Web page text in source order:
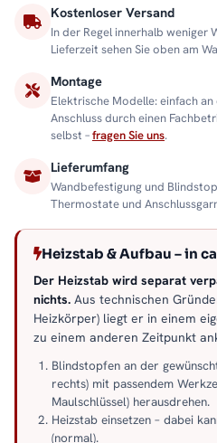
Kostenloser Versand
In der Regel innerhalb weniger
Lieferzeit sehen Sie oben am
Montage
Elektrische Modelle: einfach
Anschluss durch einen
selbst –fragen Sie uns.
Lieferumfang
Wandbefestigung und
Thermostate und
Heizstab & Aufbau – in
Der Heizstab wird separat
nichts. Aus technischen
Heizkörper) liegt er in einem
zu einem anderen Zeitpunkt
Blindstopfen an der
rechts) mit passendem
Maulschlüssel) herausdrehen.
Heizstab einsetzen – dabei
(normal).